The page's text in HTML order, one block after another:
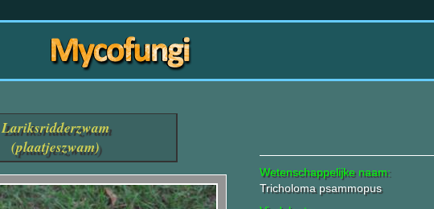
Lariksridderzwam
(plaatjeszwam)
Wetenschappelijke naam:
Tricholoma psammopus